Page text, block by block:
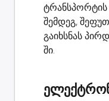
ტრანსპორტის
შემდეგ,
გაიხსნას
ში.